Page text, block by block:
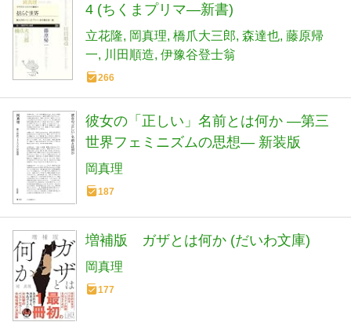
4 (ちくまプリマ―新書)
立花隆 岡真理 橋爪大三郎 森達也 藤原帰
一
川田順造 伊豫谷登士翁
266
彼女の「正しい」名前とは何か ―第三
世界フェミニズムの思想― 新装版
岡真理
187
増補版 ガザとは何か (だいわ文庫)
岡真理
177